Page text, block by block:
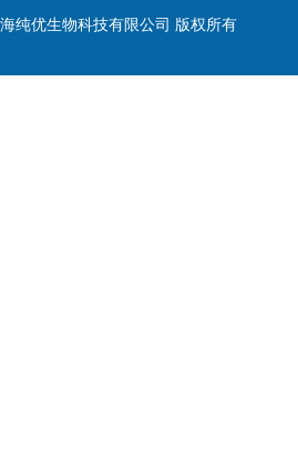
纯优生物科技有限公司 版权所有